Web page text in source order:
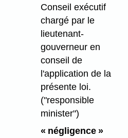
Conseil exécutif
chargé par le
lieutenant-
gouverneur en
conseil de
l'application de la
présente loi.
("responsible
minister")
« négligence »